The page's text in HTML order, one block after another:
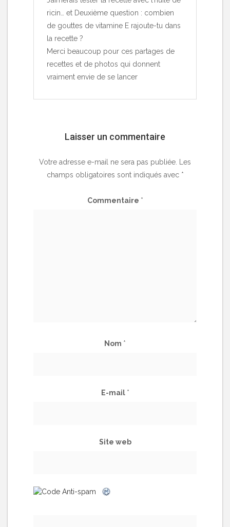
ricin… et Deuxième question : combien
de gouttes de vitamine E rajoute-tu dans
la recette ?
Merci beaucoup pour ces partages de
recettes et de photos qui donnent
vraiment envie de se lancer
Laisser un commentaire
Votre adresse e-mail ne sera pas publiée. Les
champs obligatoires sont indiqués avec *
Commentaire *
Nom *
E-mail *
Site web